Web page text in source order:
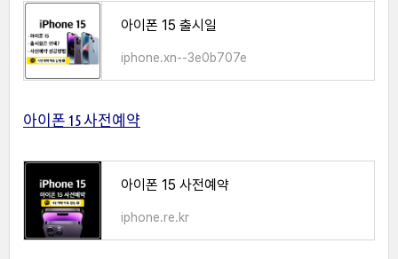
아이폰 15 출시일
iphone.xn--3e0b707e
아이폰 15 사전예약
아이폰 15 사전예약
iphone.re.kr